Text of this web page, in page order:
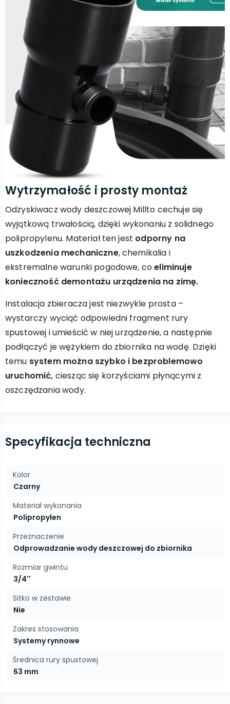
Wytrzymałość i prosty montaż
Odzyskiwacz wody deszczowej Millto cechuje się
wyjątkową trwałością, dzięki wykonaniu z solidnego
polipropylenu. Materiał ten jest odporny na
uszkodzenia mechaniczne, chemikalia i
ekstremalne warunki pogodowe, coeliminuje
konieczność demontażu urządzenia na zimę.
Instalacja zbieracza jest niezwykle prosta –
wystarczy wyciąć odpowiedni fragment rury
spustowej i umieścić w niej urządzenie, a następnie
podłączyć je wężykiem do zbiornika na wodę. Dzięki
temu system można szybko i bezproblemowo
uruchomić, ciesząc się korzyściami płynącymi z
oszczędzania wody.
Specyfikacja techniczna
Kolor
Czarny
Materiał wykonania
Polipropylen
Przeznaczenie
Odprowadzanie wody deszczowej do zbiornika
Rozmiar gwintu
3/4''
Sitko w zestawie
Nie
Zakres stosowania
Systemy rynnowe
Średnica rury spustowej
63 mm